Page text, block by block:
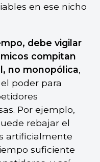
en ese nicho
debe vigilar
compitan
no monopólica,
poder para
Por ejemplo,
rebajar el
artificialmente
suficiente